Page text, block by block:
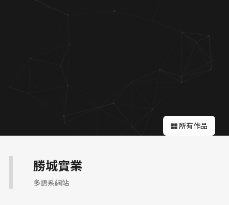
行銷專欄
所有作品
勝城實業
多語系網站